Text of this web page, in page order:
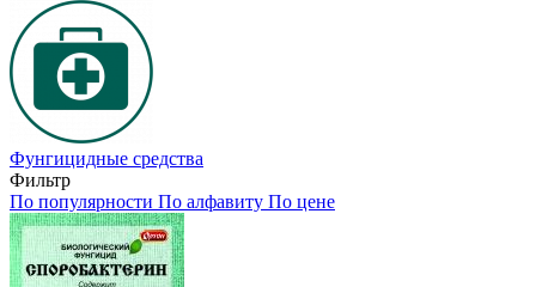
Фунгицидные средства
Фильтр
По популярности По алфавиту По цене